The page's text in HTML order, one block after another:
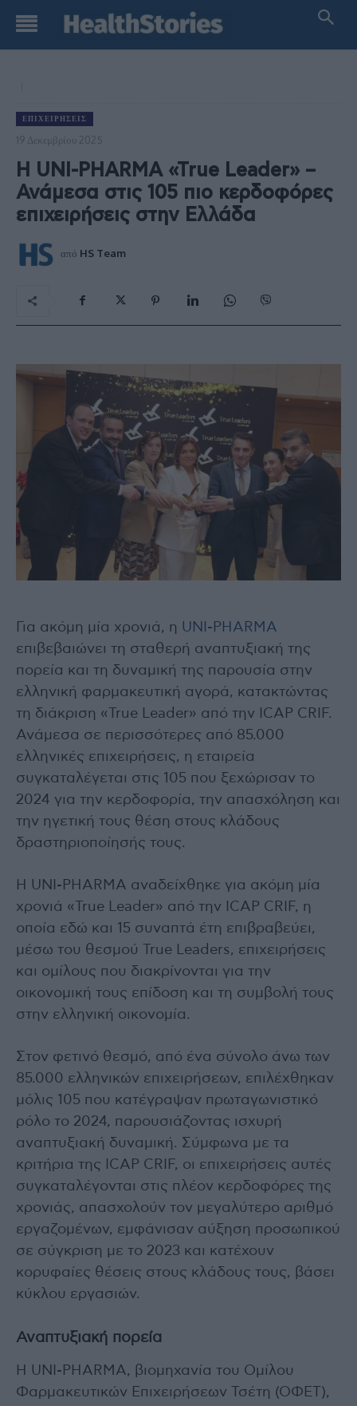
ΕΠΙΧΕΙΡΉΣΕΙΣ
19 Δεκεμβρίου 2025
Η UNI-PHARMA «True Leader» –
Ανάμεσα στις 105 πιο κερδοφόρες
επιχειρήσεις στην Ελλάδα
από HS Team
Για ακόμη μία χρονιά, η UNI-PHARMA
επιβεβαιώνει τη σταθερή αναπτυξιακή της
πορεία και τη δυναμική της παρουσία στην
ελληνική φαρμακευτική αγορά, κατακτώντας
τη διάκριση «True Leader» από την ICAP CRIF.
Ανάμεσα σε περισσότερες από 85.000
ελληνικές επιχειρήσεις, η εταιρεία
συγκαταλέγεται στις 105 που ξεχώρισαν το
2024 για την κερδοφορία, την απασχόληση και
την ηγετική τους θέση στους κλάδους
δραστηριοποίησής τους.
Η UNI-PHARMA αναδείχθηκε για ακόμη μία
χρονιά «True Leader» από την ICAP CRIF, η
οποία εδώ και 15 συναπτά έτη επιβραβεύει,
μέσω του θεσμού True Leaders, επιχειρήσεις
και ομίλους που διακρίνονται για την
οικονομική τους επίδοση και τη συμβολή τους
στην ελληνική οικονομία.
Στον φετινό θεσμό, από ένα σύνολο άνω των
85.000 ελληνικών επιχειρήσεων, επιλέχθηκαν
μόλις 105 που κατέγραψαν πρωταγωνιστικό
ρόλο το 2024, παρουσιάζοντας ισχυρή
αναπτυξιακή δυναμική. Σύμφωνα με τα
κριτήρια της ICAP CRIF, οι επιχειρήσεις αυτές
συγκαταλέγονται στις πλέον κερδοφόρες της
χρονιάς, απασχολούν τον μεγαλύτερο αριθμό
εργαζομένων, εμφάνισαν αύξηση προσωπικού
σε σύγκριση με το 2023 και κατέχουν
κορυφαίες θέσεις στους κλάδους τους, βάσει
κύκλου εργασιών.
Αναπτυξιακή πορεία
Η UNI-PHARMA, βιομηχανία του Ομίλου
Φαρμακευτικών Επιχειρήσεων Τσέτη (ΟΦΕΤ),